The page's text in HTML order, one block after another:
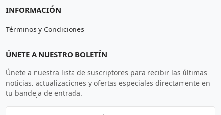
INFORMACIÓN
Términos y Condiciones
ÚNETE A NUESTRO BOLETÍN
Únete a nuestra lista de suscriptores para recibir las últimas
noticias, actualizaciones y ofertas especiales directamente en
tu bandeja de entrada.